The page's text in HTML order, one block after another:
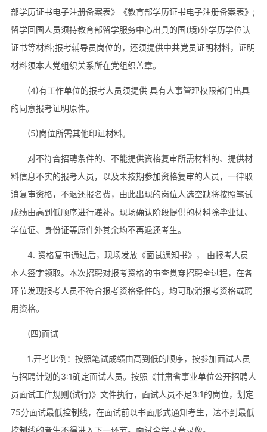
部学历证书电子注册备案表》《教育部学历证书电子注册备案表》;
留学回国人员须持教育部留学服务中心出具的国(境)外学历学位认
证书等材料;报考辅导员岗位的，还须提供中共党员证明材料，证明
材料须本人党组织关系所在党组织盖章。
(4)有工作单位的报考人员须提供 具有人事管理权限部门出具
的同意报考证明原件。
(5)岗位所需其他印证材料。
对不符合招聘条件的、不能提供资格复审所需材料的、提供材
料信息不实的报考人员，以及未按期参加资格复审的人员，一律取
消复审资格，不退还报名费，由此出现的岗位人选空缺将按照笔试
成绩由高到低顺序进行递补。现场确认阶段提供的材料除毕业证、
学位证、身份证等原件外其余均不再退还考生。
4. 资格复审通过后，现场发放《面试通知书》， 由报考人员
本人签字领取。本次招聘对报考资格的审查贯穿招聘全过程，在各
环节发现报考人员不符合报考资格条件的，均可取消报考资格或聘
用资格。
(四)面试
1.开考比例：按照笔试成绩由高到低的顺序，按参加面试人员
与招聘计划的3:1确定面试人员。按照《甘肃省事业单位公开招聘人
员面试工作规则(试行)》文件执行，面试人员不足3:1的岗位，划定
75分面试最低控制线，在面试前以书面形式通知考生，达不到最低
控制线的考生不得进入下一环节。面试全程录音录像。